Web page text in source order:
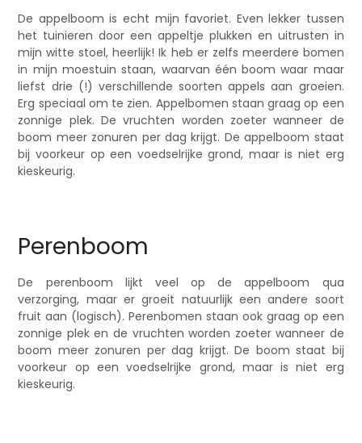
De appelboom is echt mijn favoriet. Even lekker tussen
het tuinieren door een appeltje plukken en uitrusten in
mijn witte stoel, heerlijk! Ik heb er zelfs meerdere bomen
in mijn moestuin staan, waarvan één boom waar maar
liefst drie (!) verschillende soorten appels aan groeien.
Erg speciaal om te zien. Appelbomen staan graag op een
zonnige plek. De vruchten worden zoeter wanneer de
boom meer zonuren per dag krijgt. De appelboom staat
bij voorkeur op een voedselrijke grond, maar is niet erg
kieskeurig.
Perenboom
De perenboom lijkt veel op de appelboom qua
verzorging, maar er groeit natuurlijk een andere soort
fruit aan (logisch). Perenbomen staan ook graag op een
zonnige plek en de vruchten worden zoeter wanneer de
boom meer zonuren per dag krijgt. De boom staat bij
voorkeur op een voedselrijke grond, maar is niet erg
kieskeurig.